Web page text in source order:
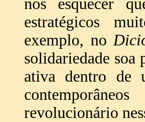
nos esquecer
estratégicos
exemplo, no
solidariedade soa
ativa dentro de
revolucionário